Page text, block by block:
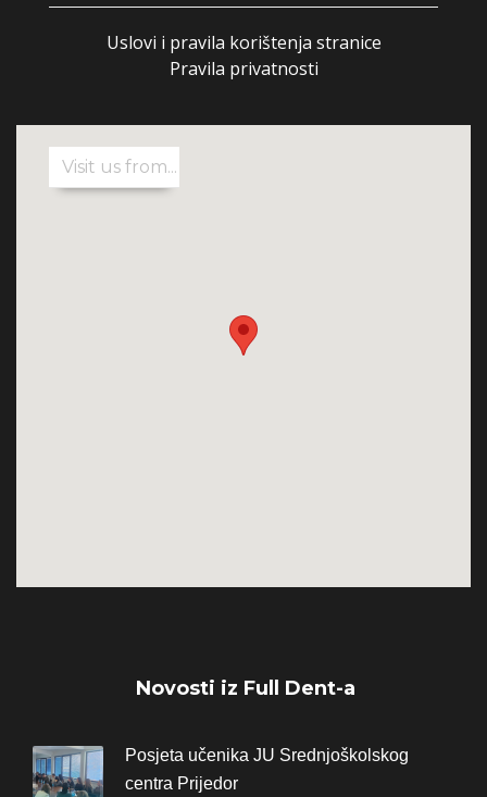
Uslovi i pravila korištenja stranice
Pravila privatnosti
Novosti iz Full Dent-a
Posjeta učenika JU Srednjoškolskog
centra Prijedor